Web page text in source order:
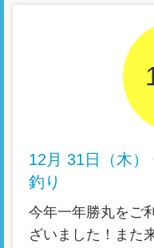
12月 31日（木
釣り
今年一年勝丸をご
ざいました！また